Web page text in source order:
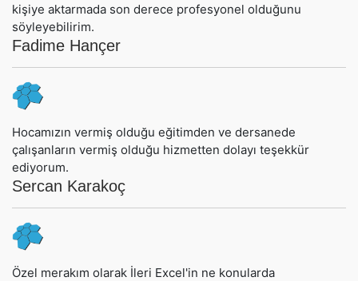
kişiye aktarmada son derece profesyonel olduğunu
söyleyebilirim.
Fadime Hançer
Hocamızın vermiş olduğu eğitimden ve dersanede
çalışanların vermiş olduğu hizmetten dolayı teşekkür
ediyorum.
Sercan Karakoç
Özel merakım olarak İleri Excel'in ne konularda